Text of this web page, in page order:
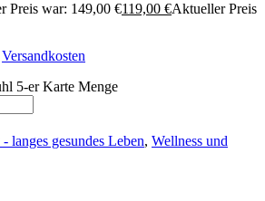
Preis war: 149,00 €119,00 €Aktueller Preis
Versandkosten
5-er Karte Menge
langes gesundes Leben, Wellness und